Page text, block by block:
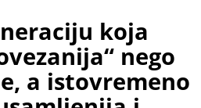
koja
nego
a istovremeno